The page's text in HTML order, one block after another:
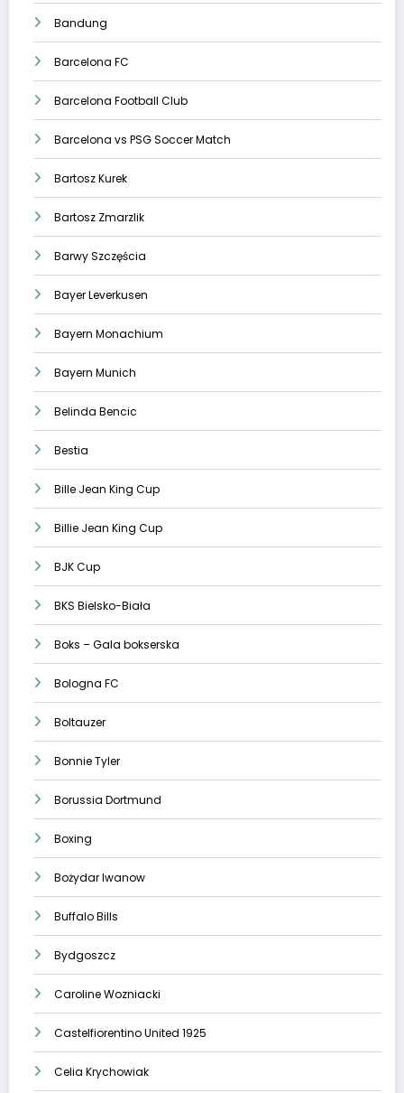
Bandung
Barcelona FC
Barcelona Football Club
Barcelona vs PSG Soccer Match
Bartosz Kurek
Bartosz Zmarzlik
Barwy Szczęścia
Bayer Leverkusen
Bayern Monachium
Bayern Munich
Belinda Bencic
Bestia
Bille Jean King Cup
Billie Jean King Cup
BJK Cup
BKS Bielsko-Biała
Boks – Gala bokserska
Bologna FC
Boltauzer
Bonnie Tyler
Borussia Dortmund
Boxing
Bożydar Iwanow
Buffalo Bills
Bydgoszcz
Caroline Wozniacki
Castelfiorentino United 1925
Celia Krychowiak